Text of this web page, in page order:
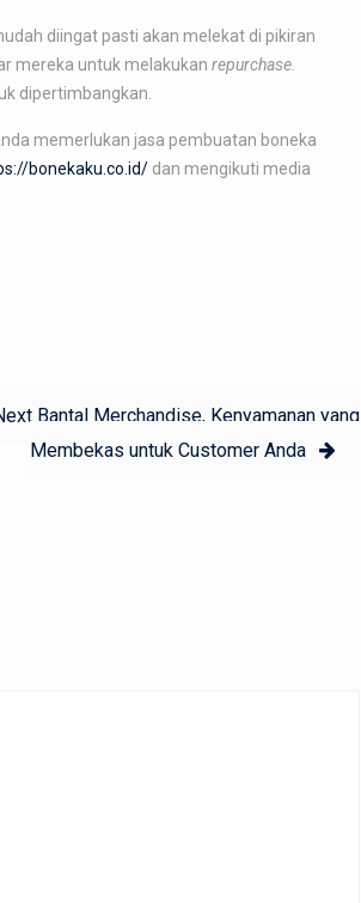
diingat pasti akan melekat di pikiran
mereka untuk melakukan repurchase.
dipertimbangkan.
memerlukan jasa pembuatan boneka
bonekaku.co.id/ dan mengikuti media
Next
post:
Bantal Merchandise, Kenyamanan yang
Membekas untuk Customer Anda